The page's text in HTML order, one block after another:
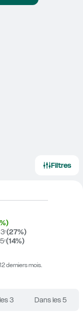
Filtres
%)
(27%)
(14%)
derniers mois.
3 Dans les 5